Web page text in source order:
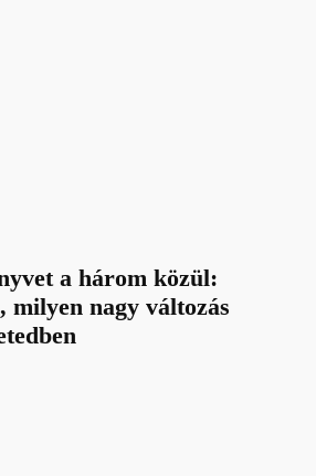
a három közül:
milyen nagy változás